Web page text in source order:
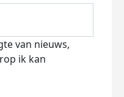
van nieuws,
ik kan